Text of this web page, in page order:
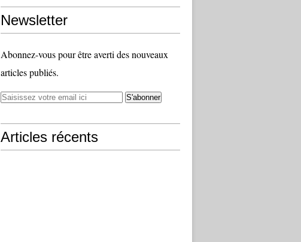
Newsletter
Abonnez-vous pour être averti des nouveaux
articles publiés.
Articles récents